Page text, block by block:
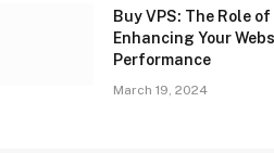
Buy VPS: The Role of
Enhancing Your
Performance
March 19, 2024